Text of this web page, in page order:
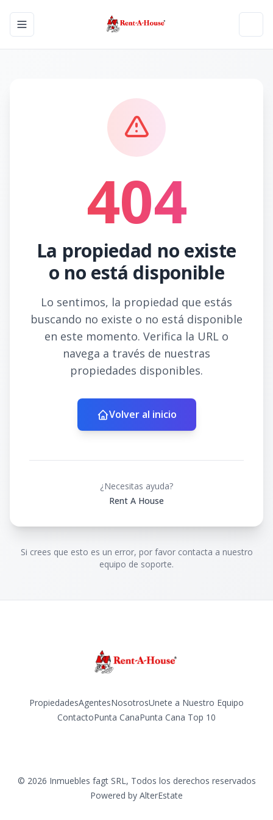
Toggle navigation menu
404
La propiedad no existe
o no está disponible
Lo sentimos, la propiedad que estás
buscando no existe o no está disponible
en este momento. Verifica la URL o
navega a través de nuestras
propiedades disponibles.
Volver al inicio
¿Necesitas ayuda?
Rent A House
Si crees que esto es un error, por favor contacta a nuestro
equipo de soporte.
PropiedadesAgentesNosotrosUnete a Nuestro Equipo
ContactoPunta CanaPunta Cana Top 10
© 2026 Inmuebles fagt SRL, Todos los derechos reservados
Powered by AlterEstate